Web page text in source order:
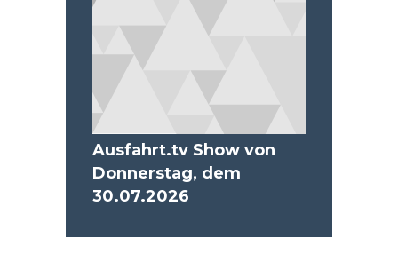
Ausfahrt.tv Show von
Donnerstag, dem
30.07.2026